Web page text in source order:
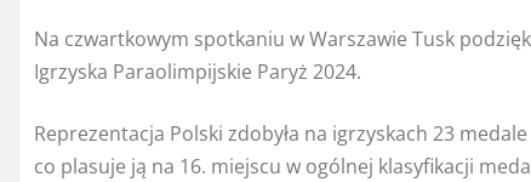
Na czwartkowym spotkaniu w Warszawie Tusk
Igrzyska Paraolimpijskie Paryż 2024.
Reprezentacja Polski zdobyła na igrzyskach 23
co plasuje ją na 16. miejscu w ogólnej klasyfikacji